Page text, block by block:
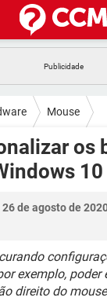
EXCEL
GMAIL
GMAIL
EXCEL
GMAIL
Mouse
os
10
26 de agosto de
exemplo, poder
direito do